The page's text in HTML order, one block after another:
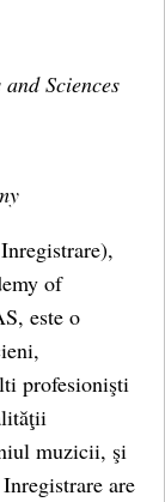
Sciences
of
este o
profesionişti
muzicii, şi
are